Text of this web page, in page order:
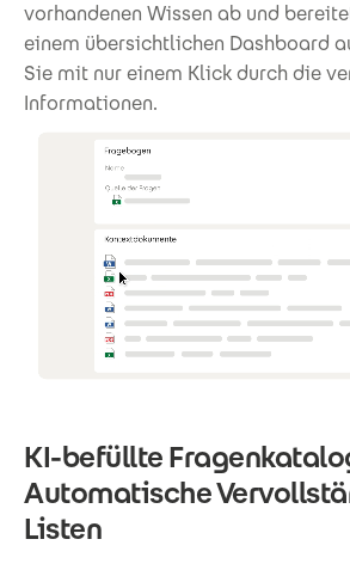
vorhandenen Wissen ab und
einem übersichtlichen Dashboard
Sie mit nur einem Klick durch die
Informationen.
KI-befüllte
Automatische
Listen